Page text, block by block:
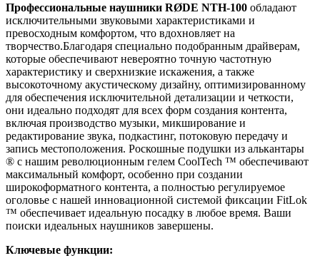
Профессиональные наушники RØDE NTH-100 обладают
исключительными звуковыми характеристиками и
превосходным комфортом, что вдохновляет на
творчество.Благодаря специально подобранным драйверам,
которые обеспечивают невероятно точную частотную
характеристику и сверхнизкие искажения, а также
высокоточному акустическому дизайну, оптимизированному
для обеспечения исключительной детализации и четкости,
они идеально подходят для всех форм создания контента,
включая производство музыки, микширование и
редактирование звука, подкастинг, потоковую передачу и
запись местоположения. Роскошные подушки из алькантары
® с нашим революционным гелем CoolTech ™ обеспечивают
максимальный комфорт, особенно при создании
широкоформатного контента, а полностью регулируемое
оголовье с нашей инновационной системой фиксации FitLok
™ обеспечивает идеальную посадку в любое время. Ваши
поиски идеальных наушников завершены.
Ключевые функции: